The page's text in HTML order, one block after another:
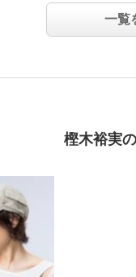
一覧
樫木裕実